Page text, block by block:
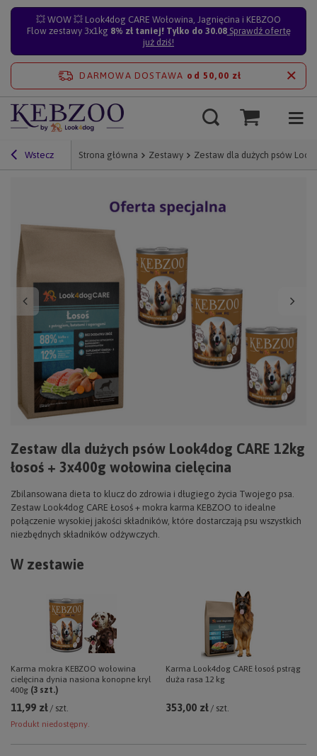
💥 WOW 💥 Look4dog CARE Wołowina, Jagnięcina i KEBZOO
Flow zestawy 3x1kg 8% zł taniej! Tylko do 30.08Sprawdź ofertę
już dziś!
DARMOWA DOSTAWA od 50,00 zł
Wstecz Strona główna Zestawy Zestaw dla dużych psów
Zestaw dla dużych psów Look4dog CARE 12kg
łosoś + 3x400g wołowina cielęcina
Zbilansowana dieta to klucz do zdrowia i długiego życia Twojego psa.
Zestaw Look4dog CARE Łosoś + mokra karma KEBZOO to idealne
połączenie wysokiej jakości składników, które dostarczają psu wszystkich
niezbędnych składników odżywczych.
W zestawie
Karma mokra KEBZOO wołowina
cielęcina dynia nasiona konopne kryl
400g (3 szt.)
11,99 zł/ szt.
Produkt niedostępny.
Karma Look4dog CARE łosoś pstrąg
duża rasa 12 kg
353,00 zł/ szt.